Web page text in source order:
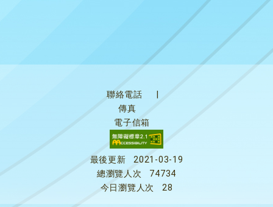
聯絡電話
傳真
電子信箱
最後更新
2021-03-19
總瀏覽人次
74734
今日瀏覽人次
28